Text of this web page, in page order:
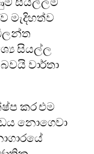
මැදිහත්ව
සියල්ල
වාර්තා
කර එම
නොගෙවා